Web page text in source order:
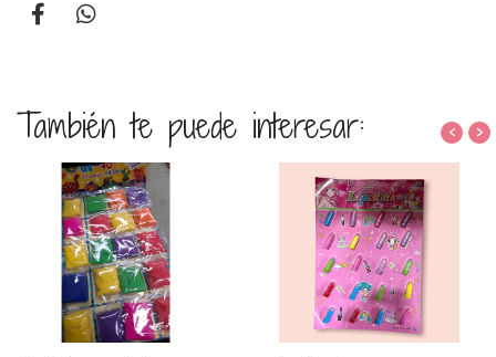
También te puede interesar: ‹ ›